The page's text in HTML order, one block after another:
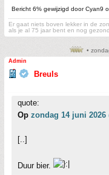
Bericht 6% gewijzigd door Cyan9
Er gaat niets boven lekker in de
als je al 75 jaar bent en nog
•
Admin
Breuls
quote:
Op zondag 14 juni 2026
[..]
Duur bier.